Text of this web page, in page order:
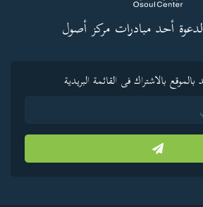
أحد مبادرات مركز أصول
بالاشتراك فى القائمة البريدية